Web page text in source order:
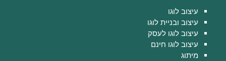
עיצוב לוגו
עיצוב ובניית לוגו
עיצוב לוגו לעסק
עיצוב לוגו חינם
מיתוג